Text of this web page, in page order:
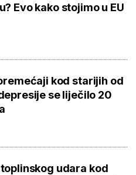
Evo kako stojimo u EU
kod starijih od
se liječilo 20
udara kod